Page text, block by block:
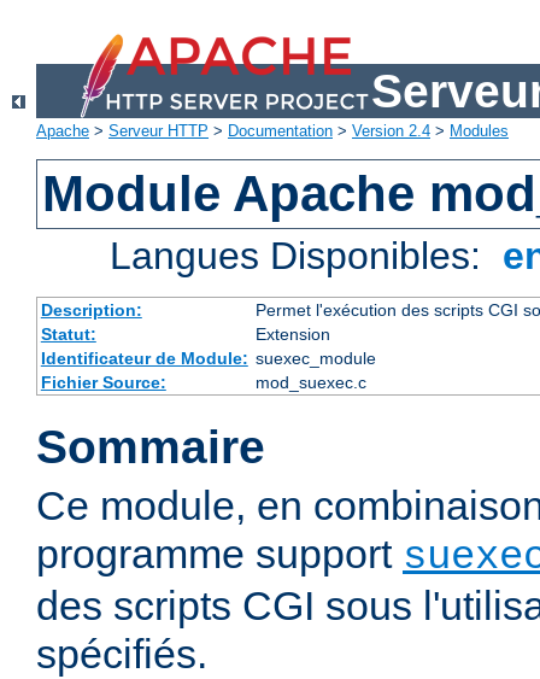
Apache > Serveur HTTP > Documentation > Version 2.4 > Modules
Module Apache
Langues Disponibles:
Description:
Permet l'exécution des scripts CGI
Statut:
Extension
Identificateur de Module: suexec_module
Fichier Source:
mod_suexec.c
Sommaire
Ce module, en
programme support
des scripts CGI sous
spécifiés.